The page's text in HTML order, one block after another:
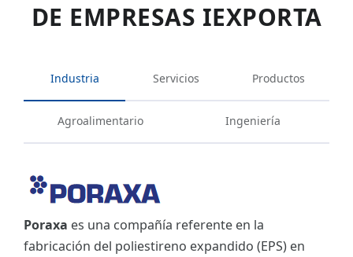
DE EMPRESAS IEXPORTA
Industria Servicios Productos
Agroalimentario Ingeniería
Poraxa es una compañía referente en la
fabricación del poliestireno expandido (EPS) en